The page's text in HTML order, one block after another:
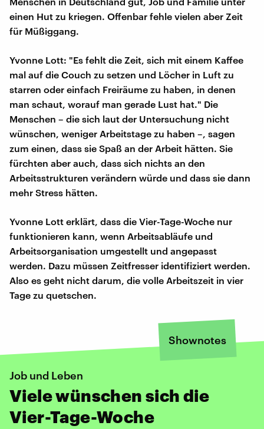
einen Hut zu kriegen. Offenbar fehle vielen aber Zeit
für Müßiggang.
Yvonne Lott: "Es fehlt die Zeit, sich mit einem Kaffee
mal auf die Couch zu setzen und Löcher in Luft zu
starren oder einfach Freiräume zu haben, in denen
man schaut, worauf man gerade Lust hat." Die
Menschen – die sich laut der Untersuchung nicht
wünschen, weniger Arbeitstage zu haben –, sagen
zum einen, dass sie Spaß an der Arbeit hätten. Sie
fürchten aber auch, dass sich nichts an den
Arbeitsstrukturen verändern würde und dass sie dann
mehr Stress hätten.
Yvonne Lott erklärt, dass die Vier-Tage-Woche nur
funktionieren kann, wenn Arbeitsabläufe und
Arbeitsorganisation umgestellt und angepasst
werden. Dazu müssen Zeitfresser identifiziert werden.
Also es geht nicht darum, die volle Arbeitszeit in vier
Tage zu quetschen.
Shownotes
Job und Leben
Viele wünschen sich die
Vier-Tage-Woche